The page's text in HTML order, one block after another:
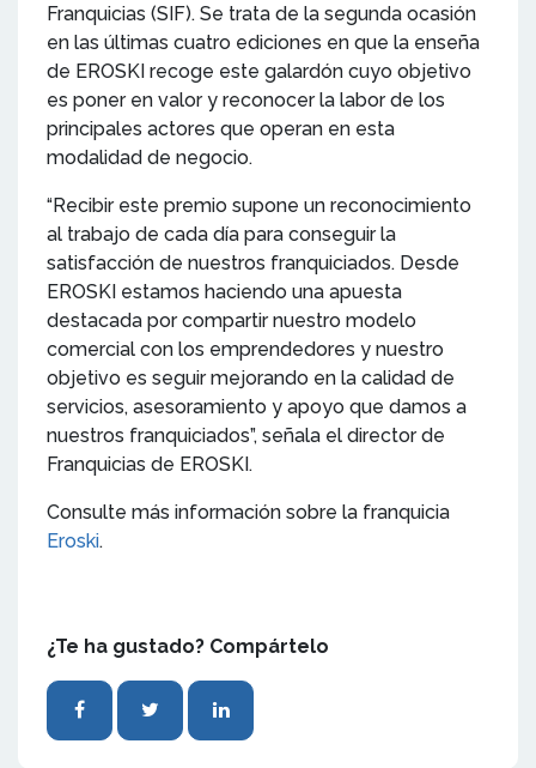
Franquicias (SIF). Se trata de la segunda ocasión
en las últimas cuatro ediciones en que la enseña
de EROSKI recoge este galardón cuyo objetivo
es poner en valor y reconocer la labor de los
principales actores que operan en esta
modalidad de negocio.
“Recibir este premio supone un reconocimiento
al trabajo de cada día para conseguir la
satisfacción de nuestros franquiciados. Desde
EROSKI estamos haciendo una apuesta
destacada por compartir nuestro modelo
comercial con los emprendedores y nuestro
objetivo es seguir mejorando en la calidad de
servicios, asesoramiento y apoyo que damos a
nuestros franquiciados”, señala el director de
Franquicias de EROSKI.
Consulte más información sobre la franquicia
Eroski.
¿Te ha gustado? Compártelo